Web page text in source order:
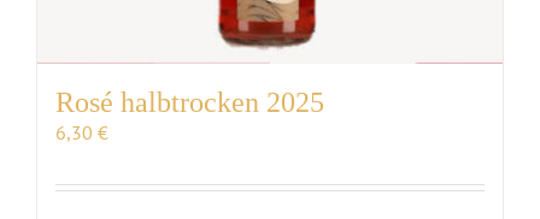
Rosé halbtrocken 2025
6,30 €